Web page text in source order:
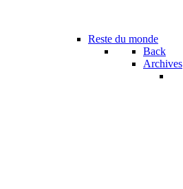
Reste du monde
Back
Archives